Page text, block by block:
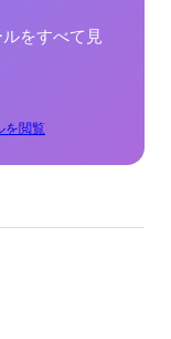
をすべて見
を閲覧